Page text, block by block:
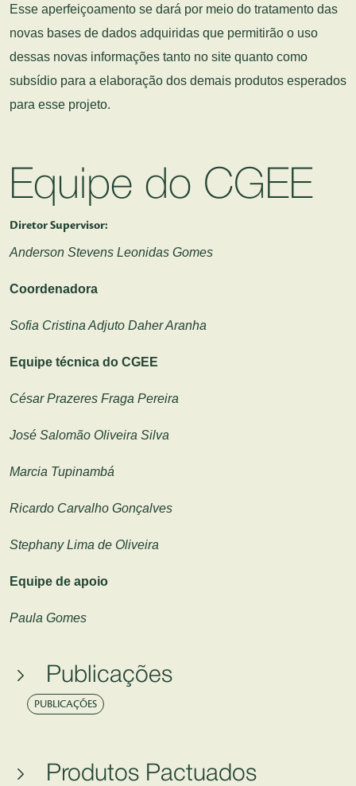
Esse aperfeiçoamento se dará por meio do tratamento das
novas bases de dados adquiridas que permitirão o uso
dessas novas informações tanto no site quanto como
subsídio para a elaboração dos demais produtos esperados
para esse projeto.
Equipe do CGEE
Diretor Supervisor:
Anderson Stevens Leonidas Gomes
Coordenadora
Sofia Cristina Adjuto Daher Aranha
Equipe técnica do CGEE
César Prazeres Fraga Pereira
José Salomão Oliveira Silva
Marcia Tupinambá
Ricardo Carvalho Gonçalves
Stephany Lima de Oliveira
Equipe de apoio
Paula Gomes
Publicações
PUBLICAÇÕES
Produtos Pactuados